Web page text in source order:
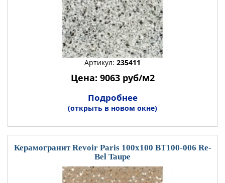
Артикул: 235411
Цена: 9063 руб/м2
Подробнее
(открыть в новом окне)
Керамогранит Revoir Paris 100x100 BT100-006 Re-
Bel Taupe